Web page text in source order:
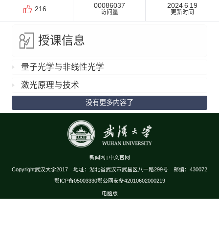
216 00086037
访问量
2024-6-19
更新时间
授课信息
量子光学与非线性光学
激光原理与技术
没有更多内容了
新闻网 | 中文官网
Copyright武汉大学2017 地址：湖北省武汉市武昌区八一路299号 邮编：430072
鄂ICP备05003330鄂公网安备42010602000219
电脑版